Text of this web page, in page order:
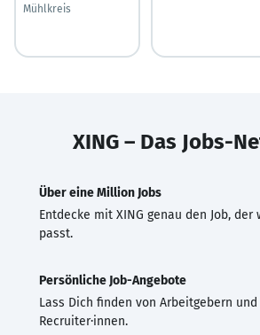
Mühlkreis
XING – Das Jobs-
Über eine Million Jobs
Entdecke mit XING genau den Job, der
passt.
Persönliche Job-Angebote
Lass Dich finden von Arbeitgebern und
Recruiter·innen.